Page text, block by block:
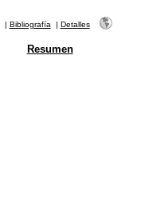
| Bibliografía | Detalles
Resumen